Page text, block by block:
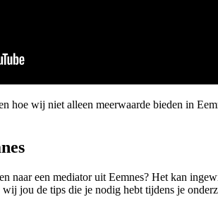
hoe wij niet alleen meerwaarde bieden in
naar een mediator uit Eemnes? Het kan
jou de tips die je nodig hebt tijdens je